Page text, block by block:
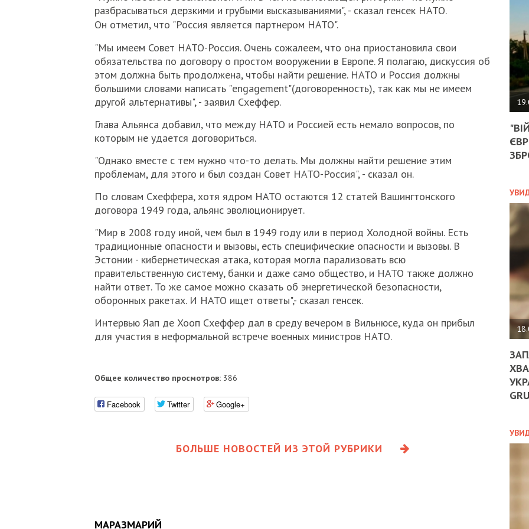
разбрасываться дерзкими и грубыми высказываниями", - сказал генсек НАТО.
Он отметил, что "Россия является партнером НАТО".
"Мы имеем Совет НАТО-Россия. Очень сожалеем, что она приостановила свои
обязательства по договору о простом вооружении в Европе. Я полагаю, дискуссия об
этом должна быть продолжена, чтобы найти решение. НАТО и Россия должны
большими словами написать "engagement"(договоренность), так как мы не имеем
другой альтернативы", - заявил Схеффер.
Глава Альянса добавил, что между НАТО и Россией есть немало вопросов, по
которым не удается договориться.
"Однако вместе с тем нужно что-то делать. Мы должны найти решение этим
проблемам, для этого и был создан Совет НАТО-Россия", - сказал он.
По словам Схеффера, хотя ядром НАТО остаются 12 статей Вашингтонского
договора 1949 года, альянс эволюционирует.
"Мир в 2008 году иной, чем был в 1949 году или в период Холодной войны. Есть
традиционные опасности и вызовы, есть специфические опасности и вызовы. В
Эстонии - кибернетическая атака, которая могла парализовать всю
правительственную систему, банки и даже само общество, и НАТО также должно
найти ответ. То же самое можно сказать об энергетической безопасности,
оборонных ракетах. И НАТО ищет ответы",- сказал генсек.
Интервью Яап де Хооп Схеффер дал в среду вечером в Вильнюсе, куда он прибыл
для участия в неформальной встрече военных министров НАТО.
Общее количество просмотров:386
Facebook Twitter Google+
БОЛЬШЕ НОВОСТЕЙ ИЗ ЭТОЙ РУБРИКИ
МАРАЗМАРИЙ
НА
ДО
ЄС
-